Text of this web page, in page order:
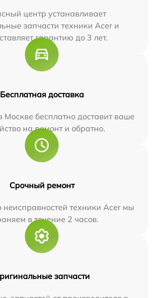
центр устанавливает
запчасти техники Acer и
гарантию до 3 лет.
Бесплатная доставка
бесплатно доставит ваше
на ремонт и обратно.
Срочный ремонт
неисправностей техники Acer мы
в течение 2 часов.
запчасти